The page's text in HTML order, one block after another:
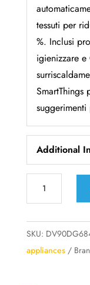
tessuti per
%. Inclusi
igienizzare
SmartThings
Additional
Control
9Kg
SKU:
appliances